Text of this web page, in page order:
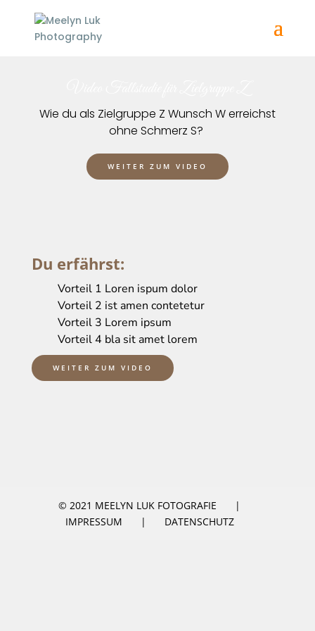
Wie du als Zielgruppe Z Wunsch W erreichst
ohne Schmerz S?
WEITER ZUM VIDEO
Du erfährst:
Vorteil 1 Loren ispum dolor
Vorteil 2 ist amen contetetur
Vorteil 3 Lorem ipsum
Vorteil 4 bla sit amet lorem
WEITER ZUM VIDEO
© 2021 MEELYN LUK FOTOGRAFIE
|
IMPRESSUM
| DATENSCHUTZ